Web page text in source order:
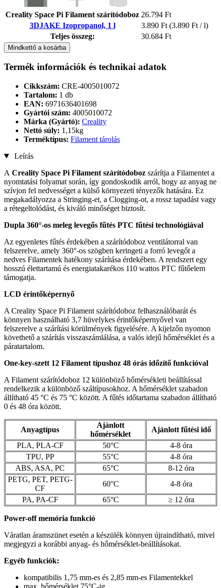
Creality Space Pi Filament szárítódoboz 26.794 Ft
3DJAKE Izopropanol, 1 l
3.890 Ft (3.890 Ft / l)
Teljes összeg:
30.684 Ft
Mindkettő a kosárba
Termék információk és technikai adatok
Cikkszám: CRE-4005010072
Tartalom: 1 db
EAN: 6971636401698
Gyártói szám: 4005010072
Márka (Gyártó): Creality
Nettó súly: 1,15kg
Terméktípus: Filament tárolás
Leírás
A Creality Space Pi Filament szárítódoboz szárítja a Filamentet a
nyomtatási folyamat során, így gondoskodik arról, hogy az anyag ne
szívjon fel nedvességet a külső környezeti tényezők hatására. Ez
megakadályozza a Stringing-et, a Clogging-ot, a rossz tapadást vagy
a rétegeltolódást, és kiváló minőséget biztosít.
Dupla 360°-os meleg levegős fűtés PTC fűtési technológiával
Az egyenletes fűtés érdekében a szárítódoboz ventilátorral van
felszerelve, amely 360°-os szögben keringeti a forró levegőt a
nedves Filamentek hatékony szárítása érdekében. A rendszert egy
hosszú élettartamú és energiatakarékos 110 wattos PTC fűtőelem
támogatja.
LCD érintőképernyő
A Creality Space Pi Filament szárítódoboz felhasználóbarát és
könnyen használható 3,7 hüvelykes érintőképernyővel van
felszerelve a szárítási körülmények figyelésére. A kijelzőn nyomon
követhető a szárítás visszaszámlálása, a valós idejű hőmérséklet és a
páratartalom.
One-key-szett 12 Filament típushoz 48 órás időzítő funkcióval
A Filament szárítódoboz 12 különböző hőmérsékleti beállítással
rendelkezik a különböző száltípusokhoz. A hőmérséklet szabadon
állítható 45 °C és 75 °C között. A fűtés időtartama szabadon állítható
0 és 48 óra között.
Anyagtípus
Ajánlott
hőmérséklet
Ajánlott fűtési idő
PLA, PLA-CF
50°C
4-8 óra
TPU, PP
55°C
4-8 óra
ABS, ASA, PC
65°C
8-12 óra
PETG, PET, PETG-
CF
60°C
4-8 óra
PA, PA-CF
65°C ≥ 12 óra
Power-off memória funkció
Váratlan áramszünet esetén a készülék könnyen újraindítható, mivel
megjegyzi a korábbi anyag- és hőmérséklet-beállításokat.
Egyéb funkciók:
kompatibilis 1,75 mm-es és 2,85 mm-es Filamentekkel
max. hőmérséklet 75°C-ig